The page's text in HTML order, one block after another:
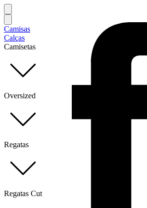
Camisas
Calças
Camisetas
Oversized
Regatas
Regatas Cut